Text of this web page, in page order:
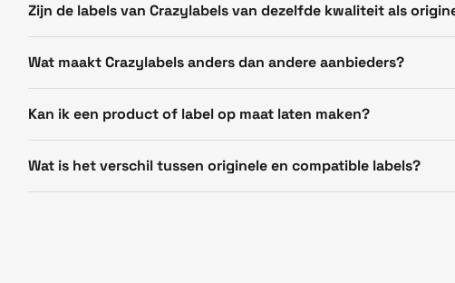
Zijn de labels van Crazylabels van dezelfde kwaliteit als
Wat maakt Crazylabels anders dan andere aanbieders?
Kan ik een product of label op maat laten maken?
Wat is het verschil tussen originele en compatible labels?